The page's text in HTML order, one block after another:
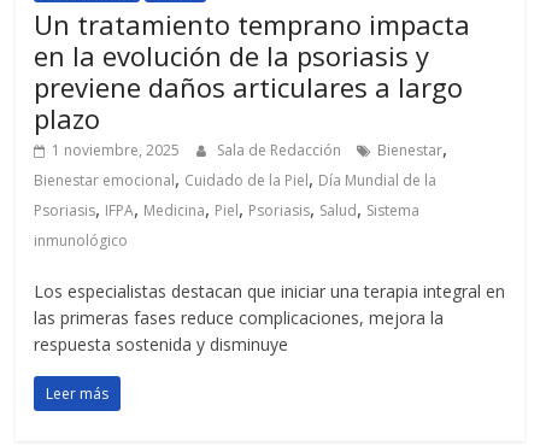
Un tratamiento temprano impacta
en la evolución de la psoriasis y
previene daños articulares a largo
plazo
1 noviembre, 2025 Sala de Redacción Bienestar,
Bienestar emocional, Cuidado de la Piel, Día Mundial de la
Psoriasis, IFPA, Medicina, Piel, Psoriasis, Salud, Sistema
inmunológico
Los especialistas destacan que iniciar una terapia integral en
las primeras fases reduce complicaciones, mejora la
respuesta sostenida y disminuye
Leer más